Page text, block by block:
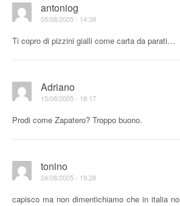
antoniog
05/08/2005 - 14:39
Ti copro di pizzini gialli come carta da parati…
Adriano
15/08/2005 - 18:17
Prodi come Zapatero? Troppo buono.
tonino
24/08/2005 - 19:28
capisco ma non dimentichiamo che in italia